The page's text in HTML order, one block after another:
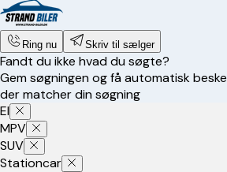
Ring nu Skriv til sælger
Fandt du ikke hvad du søgte?
Gem søgningen og få automatisk
der matcher din søgning
El
MPV
SUV
Stationcar